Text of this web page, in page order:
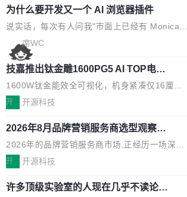
为什么要开发又一个 AI 浏览器插件
说实话，每次有人问我"市面上已经有 Monica、
Sider、Copilot for Chrome 这些 AI 浏览器插件
了，你为什么还要再做一个"，我都觉得这个问题
问得好。 因为我自己也是从用户变成开发者的。
现有产品的天花板 我用过不少 AI 浏览器插件。
刚开始觉得都挺好——选中一段文字，弹出解
要。但用久了你会发现，它们本质上都是同一类
东西：一个带网页上下文的聊天框。 它们能读取
页面的文本，然后把文本丢给大模型，再返回一
段回答。仅此而已。 这当然有用，但总觉得差点
意思。比如我在一个后台管理系统里，需要填50
席WC
技嘉推出钛金雕1600PG5 AI TOP电
源：为发烧级主机与本地AI算力打造旗
舰供电方案
1600W钛金能效全可视化，机身紧凑仅16厘米
继2026台北电脑展首度亮相后，技嘉科技近日正
电源专为发烧级DIY主机与本地AI算力平台打
造，整机长度仅16厘米，提供1600W额定功率
与80PLUS钛金能效；支持ATX 3.1与PCIe 5.1
规范，结合服务器级元件、完善供电线材与内置
实时LCD监控屏，可充分满足当下高阶PC主机
开 开源科技
2026年8月品牌营销服务商选型观察：
从流量思维到品牌资产思维的范式转移
2026年的品牌营销服务商市场,正经历一场深刻
的价值重构。全球全案品牌代理机构市场从2025
复合增长率达5.44%,预计2032年将突破120亿美
开 开源科技
许多顶级实验室的人现在几乎不读论文